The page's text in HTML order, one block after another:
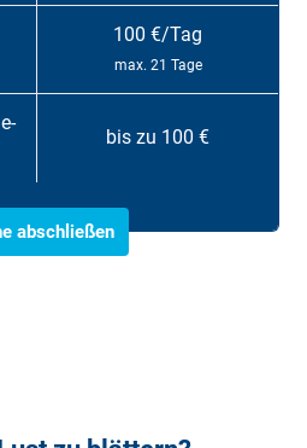
100 €/Tag
max. 21 Tage
bis zu 100 €
abschließen